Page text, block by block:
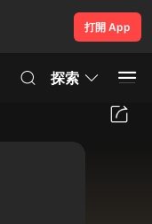
打開 App
探索